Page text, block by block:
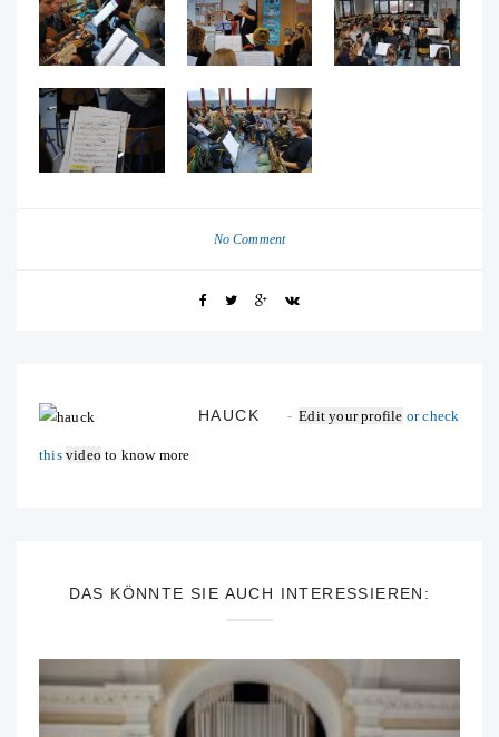
No Comment
HAUCK Edit your profile or check
this video to know more
DAS KÖNNTE SIE AUCH INTERESSIEREN: